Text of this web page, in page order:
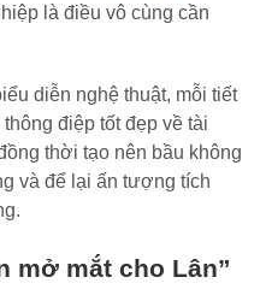
là điều vô cùng cần
diễn nghệ thuật, mỗi tiết
điệp tốt đẹp về tài
thời tạo nên bầu không
và để lại ấn tượng tích
mở mắt cho Lân”